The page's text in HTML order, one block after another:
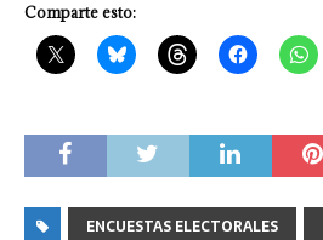
Comparte esto:
ENCUESTAS ELECTORALES